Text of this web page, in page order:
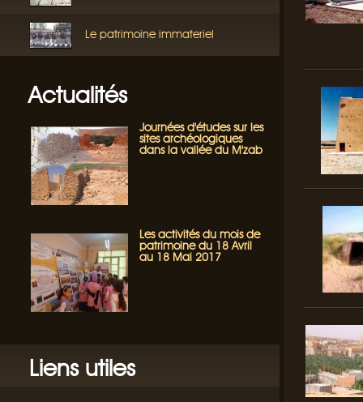
Le patrimoine immateriel
Actualités
Journées d'études sur les
sites archéologiques
dans la vallée du M'zab
Les activités du mois de
patrimoine du 18 Avril
au 18 Mai 2017
Liens utiles